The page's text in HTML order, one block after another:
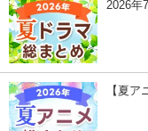
2026年
【夏